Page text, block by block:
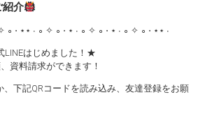
紹介
∘ ⋅ ⋆⋆ ∙ ∘ ✧ ∘ ⋅ ⋆ ∙ ∘ ✧ ∘ ⋅ ⋆ ∙ ∘ ✧ ∘ ⋅ ⋆⋆ ∙
LINEはじめました！★
資料請求ができます！
下記QRコードを読み込み、友達登録をお願